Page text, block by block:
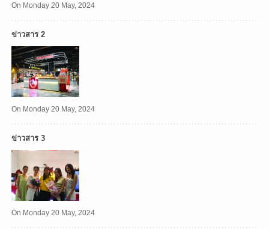
On Monday 20 May, 2024
ข่าวสาร 2
On Monday 20 May, 2024
ข่าวสาร 3
On Monday 20 May, 2024